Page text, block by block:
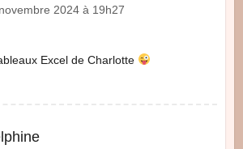
2024 à 19h27
Excel de Charlotte